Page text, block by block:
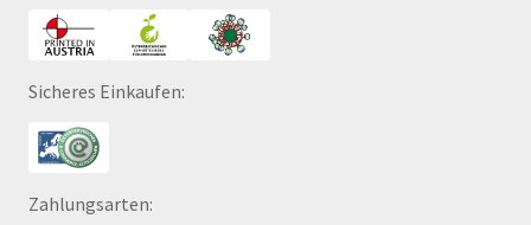
Sicheres Einkaufen:
Zahlungsarten: